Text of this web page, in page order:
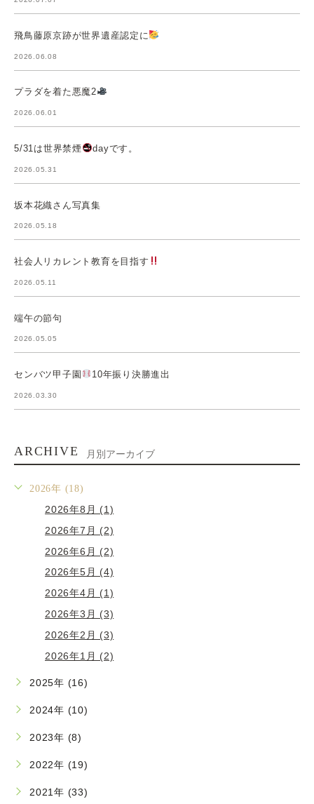
飛鳥藤原京跡が世界遺産認定に
2026.06.08
プラダを着た悪魔2
2026.06.01
5/31は世界禁煙 dayです。
2026.05.31
坂本花織さん写真集
2026.05.18
社会人リカレント教育を目指す
2026.05.11
端午の節句
2026.05.05
センバツ甲子園 10年振り決勝進出
2026.03.30
ARCHIVE 月別アーカイブ
2026年 (18)
2026年8月 (1)
2026年7月 (2)
2026年6月 (2)
2026年5月 (4)
2026年4月 (1)
2026年3月 (3)
2026年2月 (3)
2026年1月 (2)
2025年 (16)
2024年 (10)
2023年 (8)
2022年 (19)
2021年 (33)